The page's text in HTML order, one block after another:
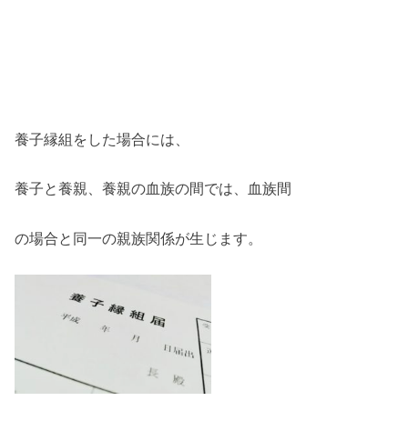
養子縁組をした場合には、
養子と養親、養親の血族の間では、血族間
の場合と同一の親族関係が生じます。